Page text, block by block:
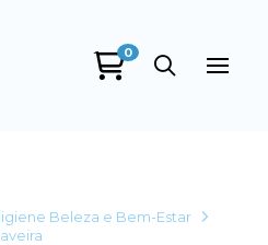
0
Beleza e Bem-Estar